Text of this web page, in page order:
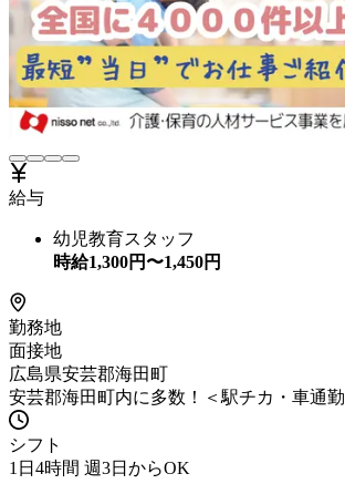
給与
幼児教育スタッフ
時給1,300円〜1,450円
勤務地
面接地
広島県安芸郡海田町
安芸郡海田町内に多数！＜駅チカ・車通勤
シフト
1日4時間 週3日からOK